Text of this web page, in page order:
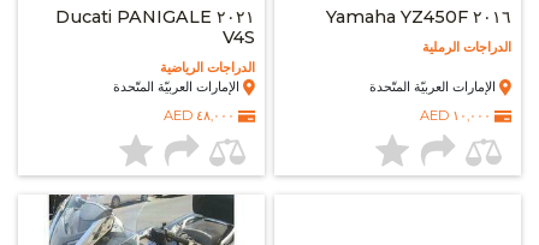
٢٠١٦ Yamaha YZ450F
الدراجات الرملية
الإمارات العربيّة المتّحدة
١٠,٠٠٠ AED
٢٠٢١ Ducati PANIGALE
V4S
الدراجات الرياضية
الإمارات العربيّة المتّحدة
٤٨,٠٠٠ AED